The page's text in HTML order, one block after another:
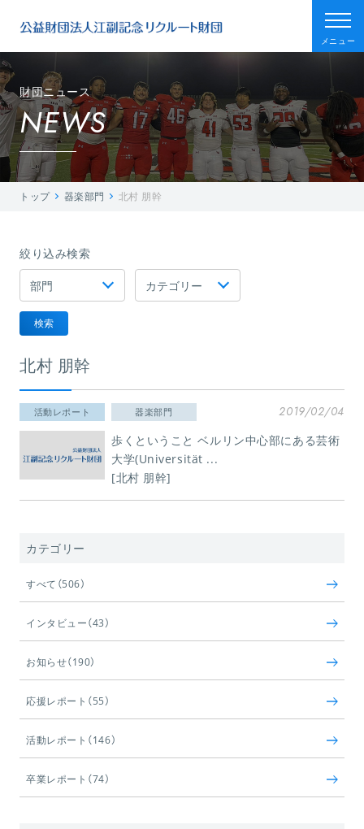
メニュー
財団ニュース
NEWS
トップ 器楽部門 北村 朋幹
絞り込み検索
検索
北村 朋幹
活動レポート 器楽部門 2019/02/04
歩くということ ベルリン中心部にある芸術
大学(Universität ...
[北村 朋幹]
カテゴリー
すべて（506）
インタビュー（43）
お知らせ（190）
応援レポート（55）
活動レポート（146）
卒業レポート（74）